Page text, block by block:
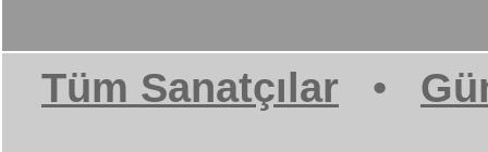
Tüm Sanatçılar •